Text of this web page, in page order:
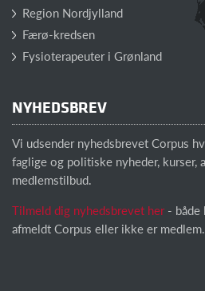
Region Nordjylland
Færø-kredsen
Fysioterapeuter i Grønland
NYHEDSBREV
Vi udsender nyhedsbrevet Corpus
faglige og politiske nyheder, kurser,
medlemstilbud.
Tilmeld dig nyhedsbrevet her- både
afmeldt Corpus eller ikke er medlem.